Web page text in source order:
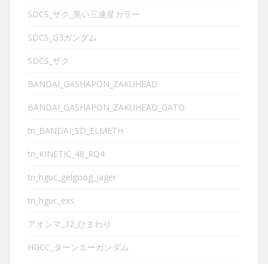
SDCS_ザク_黒い三連星カラー
SDCS_G3ガンダム
SDCS_ザク
BANDAI_GASHAPON_ZAKUHEAD
BANDAI_GASHAPON_ZAKUHEAD_GATO
tn_BANDAI_SD_ELMETH
tn_KINETIC_48_RQ4
tn_hguc_gelgoog_jager
tn_hguc_exs
アオシマ_32_ひまわり
HGCC_ターンエーガンダム